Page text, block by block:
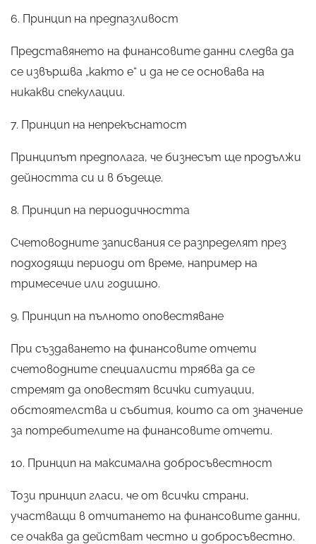
6. Принцип на предпазливост
Представянето на финансовите данни следва да
се извършва „както е“ и да не се основава на
никакви спекулации.
7. Принцип на непрекъснатост
Принципът предполага, че бизнесът ще продължи
дейността си и в бъдеще.
8. Принцип на периодичността
Счетоводните записвания се разпределят през
подходящи периоди от време, например на
тримесечие или годишно.
9. Принцип на пълното оповестяване
При създаването на финансовите отчети
счетоводните специалисти трябва да се
стремят да оповестят всички ситуации,
обстоятелства и събития, които са от значение
за потребителите на финансовите отчети.
10. Принцип на максимална добросъвестност
Този принцип гласи, че от всички страни,
участващи в отчитането на финансовите данни,
се очаква да действат честно и добросъвестно.